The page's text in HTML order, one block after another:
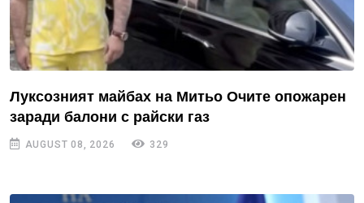
Луксозният майбах на Митьо Очите опожарен
заради балони с райски газ
AUGUST 08, 2026 329